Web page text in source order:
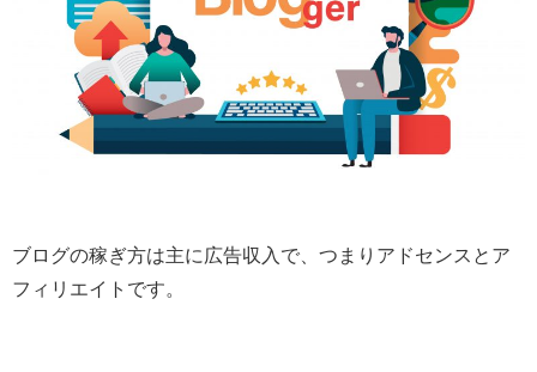
ブログの稼ぎ方は主に広告収入で、つまりアドセンスとア
フィリエイトです。